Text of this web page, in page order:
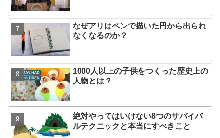
なぜアリはペンで描いた円から出られ
なくなるのか？
1000人以上の子供をつくった歴史上の
人物とは？
絶対やってはいけない8つのサバイバ
ルテクニックと本当にすべきこと